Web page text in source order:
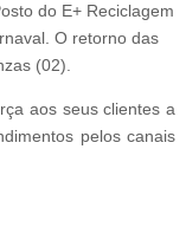
do E+ Reciclagem
O retorno das
(02).
aos seus clientes a
pelos canais